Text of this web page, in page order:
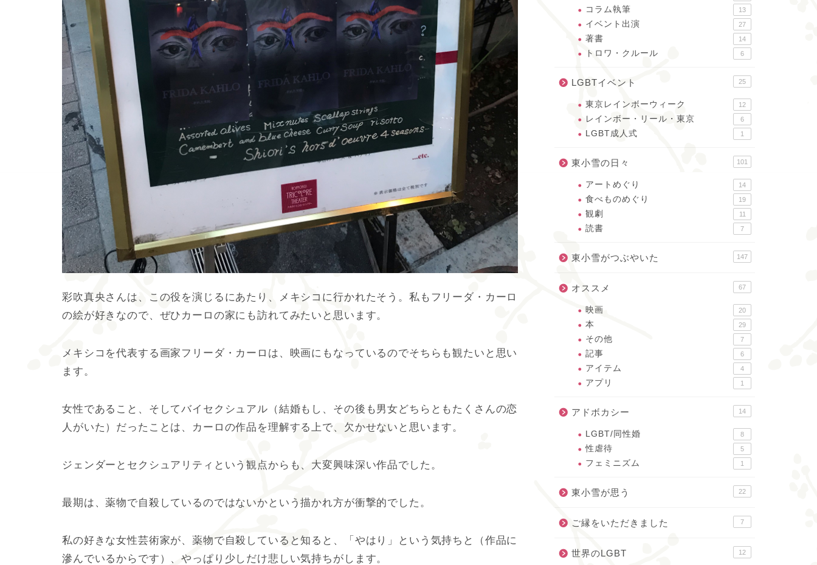
彩吹真央さんは、この役を演じるにあたり、メキシコに行かれたそう。私もフリーダ・カーロ
の絵が好きなので、ぜひカーロの家にも訪れてみたいと思います。
メキシコを代表する画家フリーダ・カーロは、映画にもなっているのでそちらも観たいと思い
ます。
女性であること、そしてバイセクシュアル（結婚もし、その後も男女どちらともたくさんの恋
人がいた）だったことは、カーロの作品を理解する上で、欠かせないと思います。
ジェンダーとセクシュアリティという観点からも、大変興味深い作品でした。
最期は、薬物で自殺しているのではないかという描かれ方が衝撃的でした。
私の好きな女性芸術家が、薬物で自殺していると知ると、「やはり」という気持ちと（作品に
滲んでいるからです）、やっぱり少しだけ悲しい気持ちがします。
コラム執筆 13
イベント出演 27
著書 14
トロワ・クルール 6
LGBTイベント 25
東京レインボーウィーク 12
レインボー・リール・東京 6
LGBT成人式 1
東小雪の日々 101
アートめぐり 14
食べものめぐり 19
観劇 11
読書 7
東小雪がつぶやいた 147
オススメ 67
映画 20
本 29
その他 7
記事 6
アイテム 4
アプリ 1
アドボカシー 14
LGBT/同性婚 8
性虐待 5
フェミニズム 1
東小雪が思う 22
ご縁をいただきました 7
世界のLGBT 12